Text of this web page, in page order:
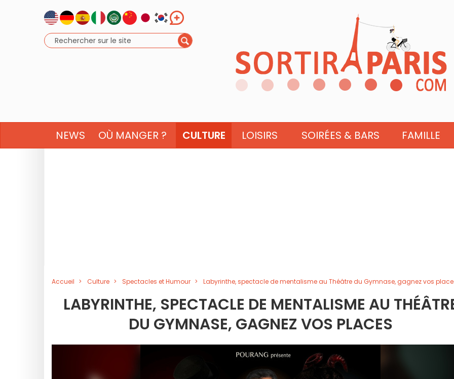
NEWS OÙ MANGER ? CULTURE LOISIRS SOIRÉES & BARS FAMILLE
Accueil Culture Spectacles et Humour Labyrinthe, spectacle de mentalisme au Théâtre du Gymnase, gagnez vos
LABYRINTHE, SPECTACLE DE MENTALISME AU
DU GYMNASE, GAGNEZ VOS PLACES